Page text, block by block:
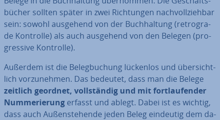
bü­cher sollten später in zwei Rich­tun­gen nach­voll­zieh­bar
sein: sowohl ausgehend von der Buch­hal­tung (re­tro­gra­
de Kontrolle) als auch ausgehend von den Belegen (pro­
gres­si­ve Kontrolle).
Außerdem ist die Be­leg­bu­chung lückenlos und über­sicht­
lich vor­zu­neh­men. Das bedeutet, dass man die Belege
zeitlich geordnet, voll­stän­dig und mit fort­lau­fen­der
Num­me­rie­rung erfasst und ablegt. Dabei ist es wichtig,
dass auch Au­ßen­ste­hen­de jeden Beleg eindeutig dem da­